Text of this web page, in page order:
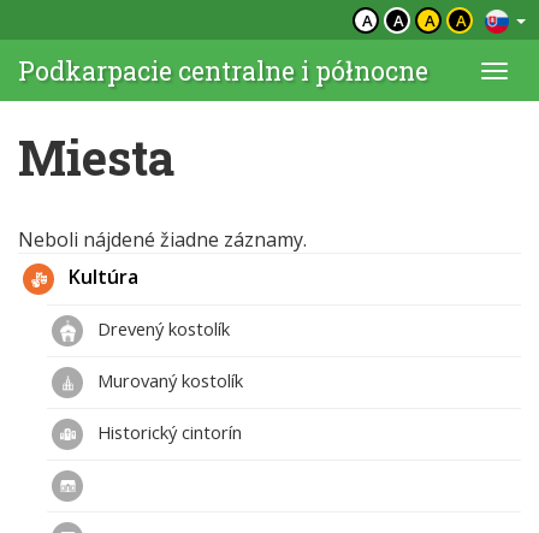
A A A A
Podkarpacie centralne i północne
Miesta
Neboli nájdené žiadne záznamy.
Kultúra
Drevený kostolík
Murovaný kostolík
Historický cintorín